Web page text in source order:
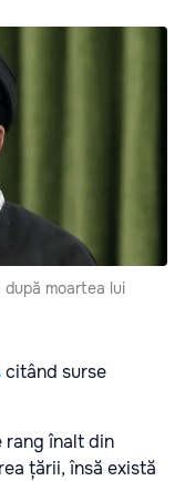
moartea lui
citând surse
rang înalt din
țării, însă există